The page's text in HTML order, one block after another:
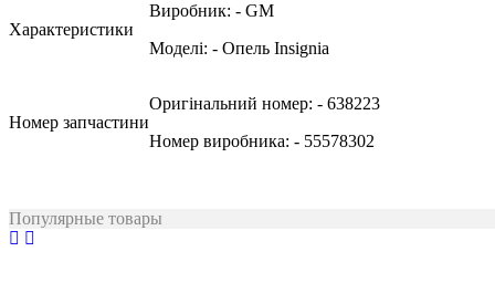
Характеристики
Виробник: - GM
Моделі: - Опель Insignia
Номер запчастини
Оригінальний номер: - 638223
Номер виробника: - 55578302
Популярные товары